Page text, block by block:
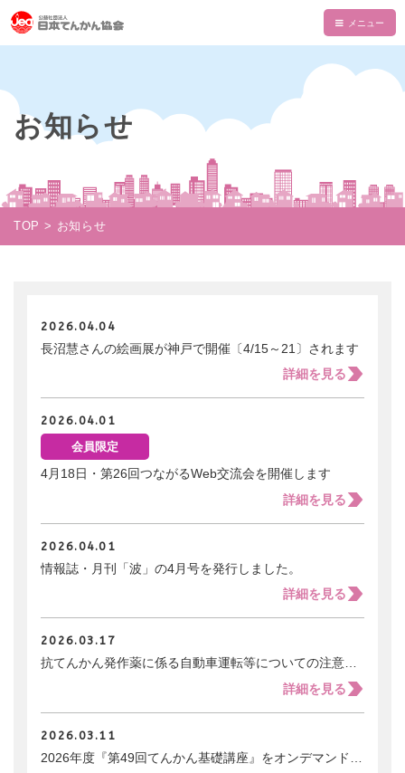
てんかんについて
てんかんとは
発作の介助と観察
てんかん協会について
てんかん協会とは
支部一覧
公益事業
全国大会
サポーター
情報誌・書籍・DVD
てんかん関連書籍
てんかんアニメ教室
ダウンロード
資金面での援助
物品などでの支援
時間や労力の提供
団体・企業への協賛による支援
お役立ちテキスト
お知らせ
TOP お知らせ
2026.04.04
長沼慧さんの絵画展が神戸で開催〔4/15～21〕されます
詳細を見る
2026.04.01
会員限定
4月18日・第26回つながるWeb交流会を開催します
詳細を見る
2026.04.01
情報誌・月刊「波」の4月号を発行しました。
詳細を見る
2026.03.17
詳細を見る
2026.03.11